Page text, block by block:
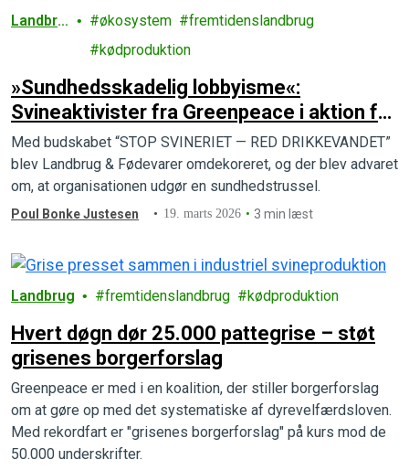
Landbru
økosystem
fremtidenslandbrug
kødproduktion
»Sundhedsskadelig lobbyisme«:
Svineaktivister fra Greenpeace i aktion for
det danske drikkevand
Med budskabet “STOP SVINERIET — RED DRIKKEVANDET”
blev Landbrug & Fødevarer omdekoreret, og der blev advaret
om, at organisationen udgør en sundhedstrussel.
Poul Bonke Justesen 19. marts 2026 3 min læst
Landbrug fremtidenslandbrug kødproduktion
Hvert døgn dør 25.000 pattegrise – støt
grisenes borgerforslag
Greenpeace er med i en koalition, der stiller borgerforslag
om at gøre op med det systematiske af dyrevelfærdsloven.
Med rekordfart er "grisenes borgerforslag" på kurs mod de
50.000 underskrifter.